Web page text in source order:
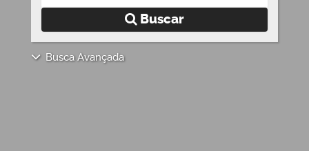
Buscar
Busca Avançada